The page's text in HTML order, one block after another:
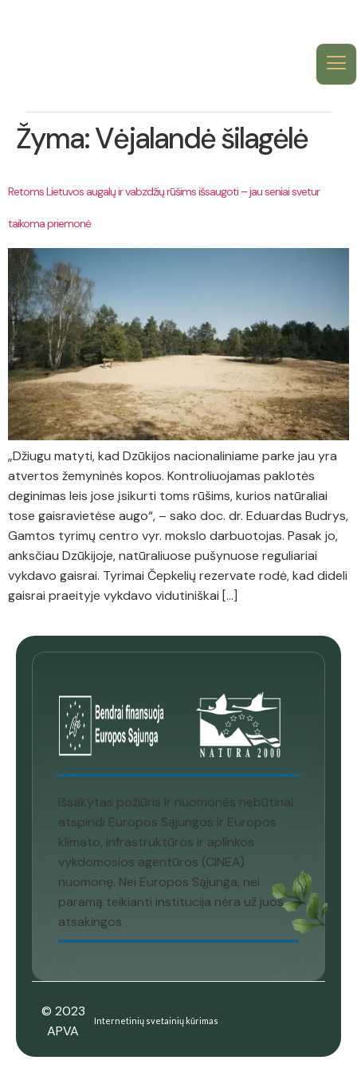
Žyma:Vėjalandė šilagėlė
Retoms Lietuvos augalų ir vabzdžių rūšims išsaugoti – jau seniai svetur
taikoma priemonė
„Džiugu matyti, kad Dzūkijos nacionaliniame parke jau yra
atvertos žemyninės kopos. Kontroliuojamas paklotės
deginimas leis jose įsikurti toms rūšims, kurios natūraliai
tose gaisravietėse augo“, – sako doc. dr. Eduardas Budrys,
Gamtos tyrimų centro vyr. mokslo darbuotojas. Pasak jo,
anksčiau Dzūkijoje, natūraliuose pušynuose reguliariai
vykdavo gaisrai. Tyrimai Čepkelių rezervate rodė, kad dideli
gaisrai praeityje vykdavo vidutiniškai […]
Išsakytas požiūris ir nuomonės nebūtinai
atspindi Europos Sąjungos ir Europos
klimato, infrastruktūros ir aplinkos
vykdomosios agentūros (CINEA)
nuomonę. Nei Europos Sąjunga, nei
paramą teikianti institucija nėra už juos
atsakingos.
© 2023
APVA
Internetinių svetainių kūrimas